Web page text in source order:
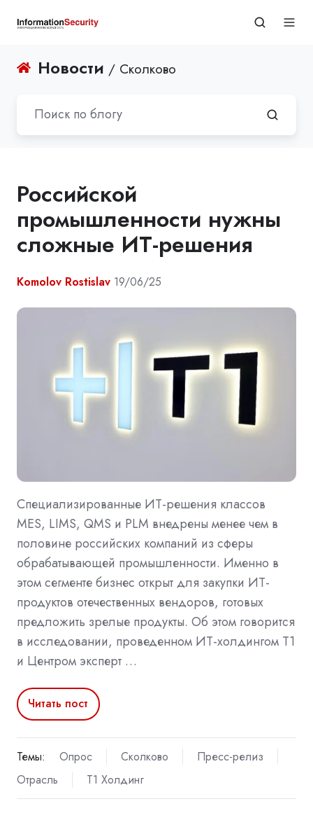
Новости / Сколково
Российской
промышленности нужны
сложные ИТ-решения
Komolov Rostislav 19/06/25
Специализированные ИТ-решения классов
MES, LIMS, QMS и PLM внедрены менее чем в
половине российских компаний из сферы
обрабатывающей промышленности. Именно в
этом сегменте бизнес открыт для закупки ИТ-
продуктов отечественных вендоров, готовых
предложить зрелые продукты. Об этом говорится
в исследовании, проведенном ИТ-холдингом Т1
и Центром эксперт …
Читать пост
Темы: Опрос Сколково
Пресс-релиз
Отрасль
Т1 Холдинг